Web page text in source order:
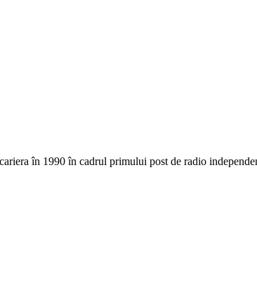
în 1990 în cadrul primului post de radio